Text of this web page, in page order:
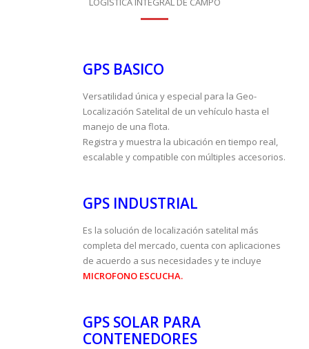
GPS BASICO
Versatilidad única y especial para la Geo-
Localización Satelital de un vehículo hasta el
manejo de una flota.
Registra y muestra la ubicación en tiempo real,
escalable y compatible con múltiples accesorios.
GPS INDUSTRIAL
Es la solución de localización satelital más
completa del mercado, cuenta con aplicaciones
de acuerdo a sus necesidades y te incluye
MICROFONO ESCUCHA.
GPS SOLAR PARA
CONTENEDORES